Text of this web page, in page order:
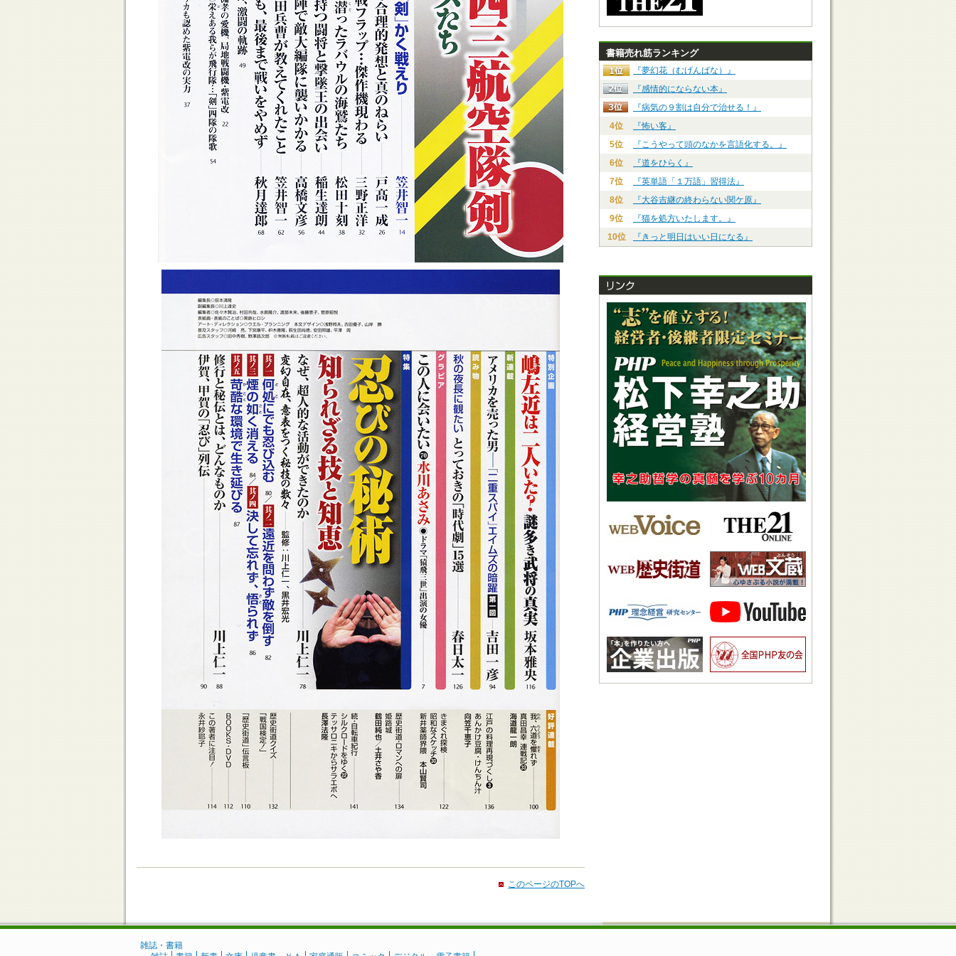
このページのTOPへ
書籍売れ筋ランキング
『夢幻花（むげんばな）』
『感情的にならない本』
『病気の９割は自分で治せる！』
4位
『怖い客』
5位
『こうやって頭のなかを言語化する。』
6位
『道をひらく』
7位
『英単語「１万語」習得法』
8位
『大谷吉継の終わらない関ケ原』
9位
『猫を処方いたします。』
10位
『きっと明日はいい日になる』
雑誌・書籍